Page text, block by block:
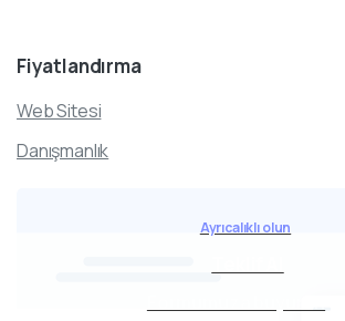
Fiyatlandırma
Web Sitesi
Danışmanlık
Ayrıcalıklı olun